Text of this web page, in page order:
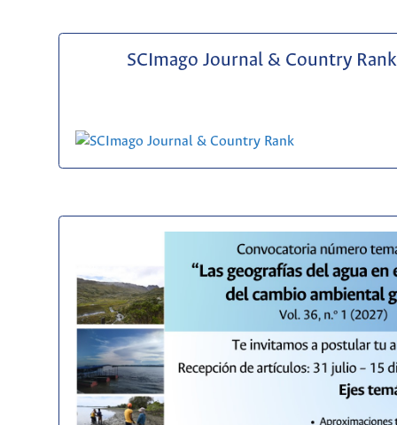
SCImago Journal & Country Rank